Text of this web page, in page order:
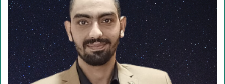
و
ك
ر
و
ب
ق
ر
ا
م
ا
ل
م
و